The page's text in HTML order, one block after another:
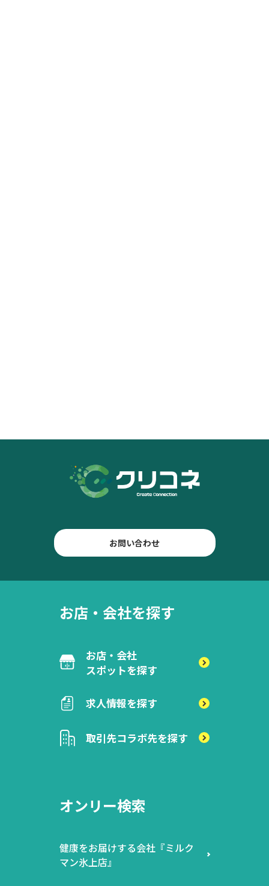
お問い合わせ
お店・会社を探す
お店・会社
スポットを探す
求人情報を探す
取引先コラボ先を探す
オンリー検索
健康をお届けする会社『ミルク
マン氷上店』